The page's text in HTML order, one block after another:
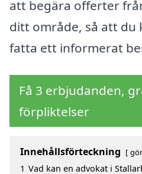
att begära offerter
ditt område, så att du
fatta ett informerat
Få 3 erbjudanden,
förpliktelser
Innehållsförteckning
1 Vad kan en advokat i